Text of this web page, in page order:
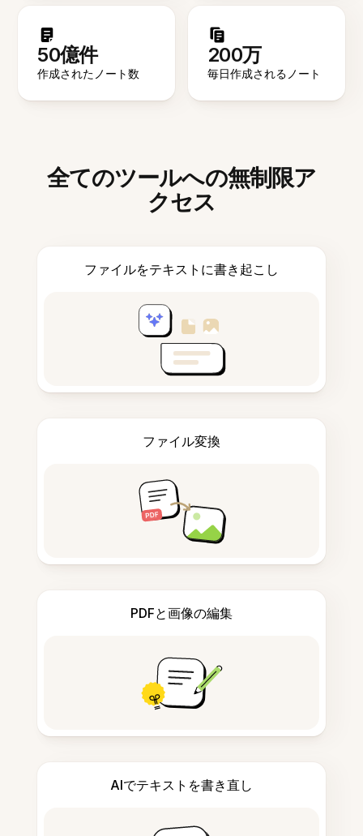
50億件
作成されたノート数
200万
毎日作成されるノート
全てのツールへの無制限ア
クセス
ファイルをテキストに書き起こし
ファイル変換
PDFと画像の編集
AIでテキストを書き直し